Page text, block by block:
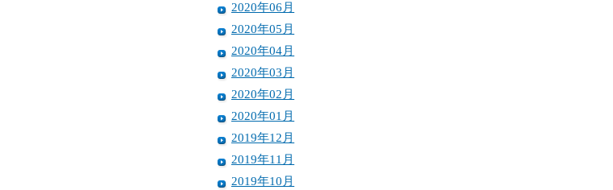
2020年06月
2020年05月
2020年04月
2020年03月
2020年02月
2020年01月
2019年12月
2019年11月
2019年10月